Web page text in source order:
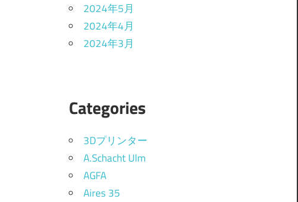
2024年5月
2024年4月
2024年3月
Categories
3Dプリンター
A.Schacht Ulm
AGFA
Aires 35